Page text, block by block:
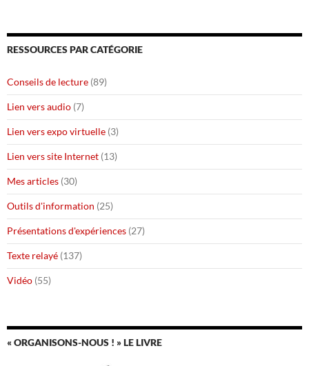
RESSOURCES PAR CATÉGORIE
Conseils de lecture (89)
Lien vers audio (7)
Lien vers expo virtuelle (3)
Lien vers site Internet (13)
Mes articles (30)
Outils d'information (25)
Présentations d'expériences (27)
Texte relayé (137)
Vidéo (55)
« ORGANISONS-NOUS ! » LE LIVRE